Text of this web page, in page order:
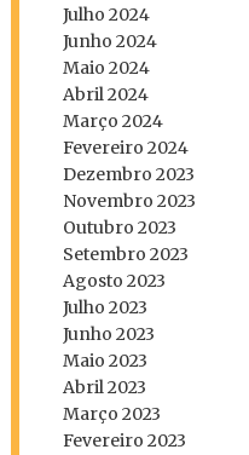
Julho 2024
Junho 2024
Maio 2024
Abril 2024
Março 2024
Fevereiro 2024
Dezembro 2023
Novembro 2023
Outubro 2023
Setembro 2023
Agosto 2023
Julho 2023
Junho 2023
Maio 2023
Abril 2023
Março 2023
Fevereiro 2023